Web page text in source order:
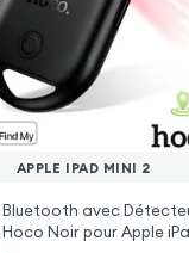
APPLE IPAD MINI 2
avec
Noir pour Apple